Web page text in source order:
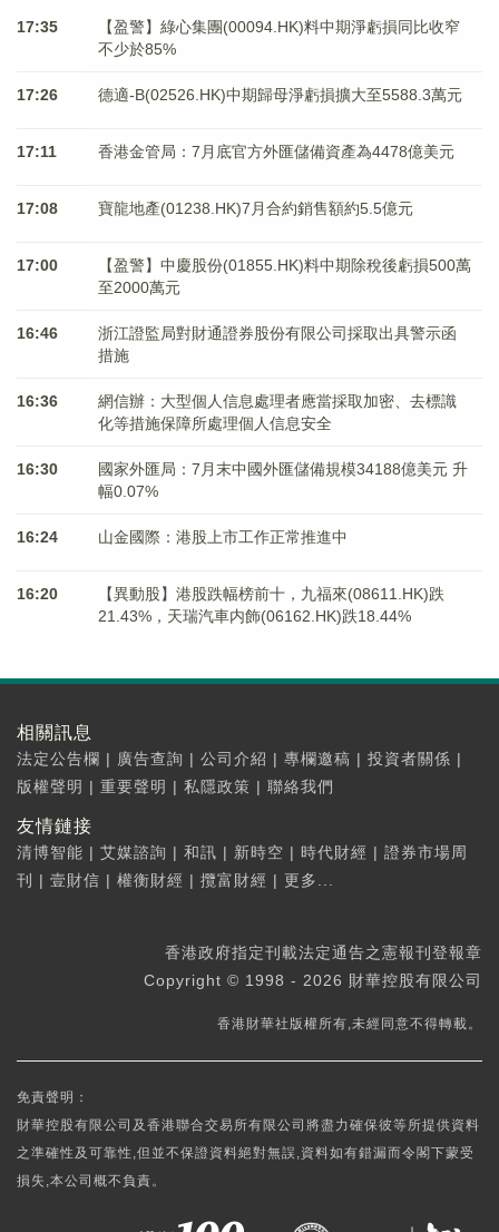
17:35
【盈警】綠心集團(00094.HK)料中期淨虧損同比收窄
不少於85%
17:26 德適-B(02526.HK)中期歸母淨虧損擴大至5588.3萬元
17:11 香港金管局：7月底官方外匯儲備資產為4478億美元
17:08 寶龍地產(01238.HK)7月合約銷售額約5.5億元
17:00
【盈警】中慶股份(01855.HK)料中期除稅後虧損500萬
至2000萬元
16:46
浙江證監局對財通證券股份有限公司採取出具警示函
措施
16:36
網信辦：大型個人信息處理者應當採取加密、去標識
化等措施保障所處理個人信息安全
16:30
國家外匯局：7月末中國外匯儲備規模34188億美元 升
幅0.07%
16:24 山金國際：港股上市工作正常推進中
16:20
【異動股】港股跌幅榜前十，九福來(08611.HK)跌
21.43%，天瑞汽車内飾(06162.HK)跌18.44%
相關訊息
法定公告欄 | 廣告查詢 | 公司介紹 | 專欄邀稿 | 投資者關係 |
版權聲明 | 重要聲明 | 私隱政策 | 聯絡我們
友情鏈接
清博智能 | 艾媒諮詢 | 和訊 | 新時空 | 時代財經 | 證券市場周
刊
| 壹財信 | 權衡財經 | 攬富財經 | 更多...
香港政府指定刊載法定通告之憲報刊登報章
Copyright © 1998 - 2026 財華控股有限公司
香港財華社版權所有,未經同意不得轉載。
免責聲明：
財華控股有限公司及香港聯合交易所有限公司將盡力確保彼等所提供資料
之準確性及可靠性,但並不保證資料絕對無誤,資料如有錯漏而令閣下蒙受
損失,本公司概不負責。